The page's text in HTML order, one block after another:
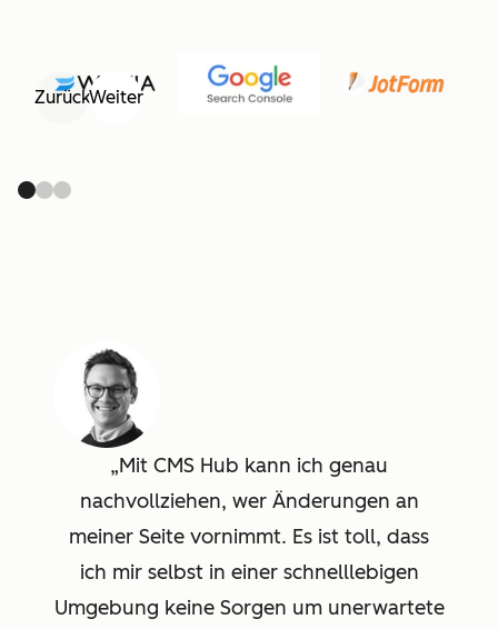
ZurückWeiter
Mit CMS Hub kann ich genau
nachvollziehen, wer Änderungen an
meiner Seite vornimmt. Es ist toll, dass
ich mir selbst in einer schnelllebigen
Umgebung keine Sorgen um unerwartete